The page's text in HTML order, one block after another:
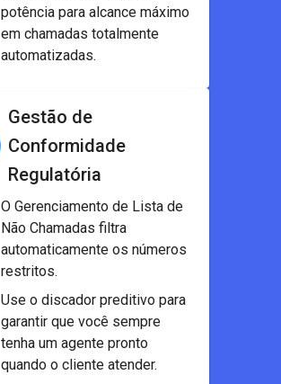
potência para alcance máximo
em chamadas totalmente
automatizadas.
Gestão de
Conformidade
Regulatória
O Gerenciamento de Lista de
Não Chamadas filtra
automaticamente os números
restritos.
Use o discador preditivo para
garantir que você sempre
tenha um agente pronto
quando o cliente atender.